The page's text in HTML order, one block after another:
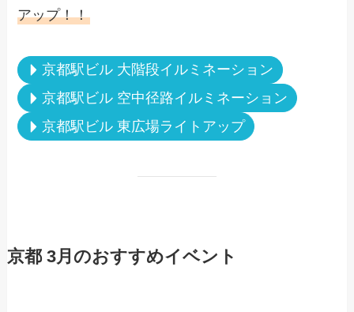
アップ！！
京都駅ビル 大階段イルミネーション
京都駅ビル 空中径路イルミネーション
京都駅ビル 東広場ライトアップ
京都 3月のおすすめイベント